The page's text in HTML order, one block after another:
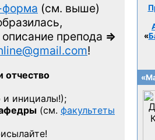
форма (см. выше)
препода =>
!
отчество
инициалы!);
(см. факультеты
«